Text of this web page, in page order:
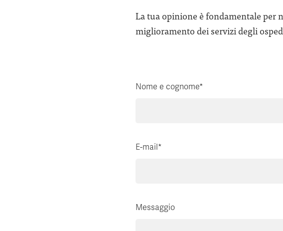
La tua opinione è fondamentale per
miglioramento dei servizi degli
Nome e cognome*
E-mail*
Messaggio